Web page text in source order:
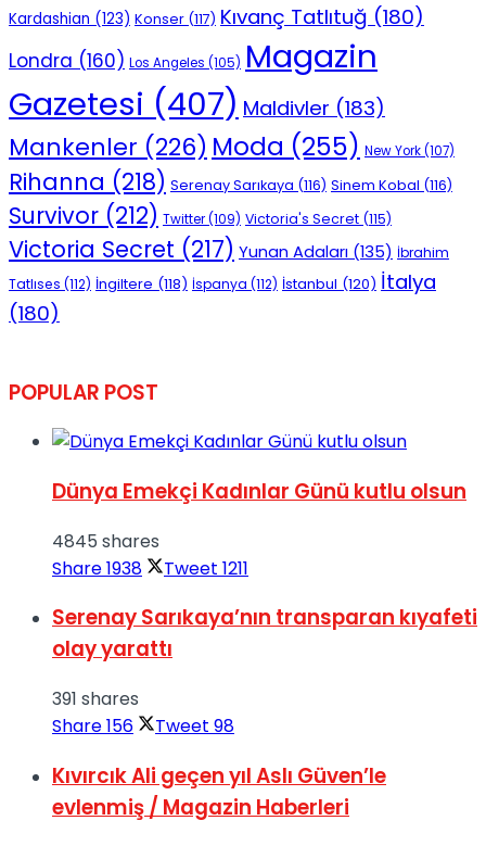
Kardashian (123) Konser (117) Kıvanç Tatlıtuğ (180)
Londra (160) Los Angeles (105) Magazin
Gazetesi (407) Maldivler (183)
Mankenler (226) Moda (255) New York(107)
Rihanna (218) Serenay Sarıkaya (116) Sinem Kobal (116)
Survivor (212) Twitter(109) Victoria's Secret (115)
Victoria Secret (217) Yunan Adaları (135) İbrahim
Tatlıses (112) İngiltere (118) İspanya (112) İstanbul (120) İtalya
(180)
POPULAR POST
Dünya Emekçi Kadınlar Günü kutlu olsun
4845 shares
Share1938 Tweet 1211
Serenay Sarıkaya’nın transparan kıyafeti
olay yarattı
391 shares
Share156 Tweet 98
Kıvırcık Ali geçen yıl Aslı Güven’le
evlenmiş / Magazin Haberleri